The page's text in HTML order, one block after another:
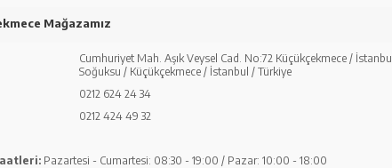
Mağazamız
Cumhuriyet Mah. Aşık Veysel Cad. No:72 Küçükçekmece / İstanbul
Soğuksu / Küçükçekmece / İstanbul / Türkiye
0212 624 24 34
0212 424 49 32
Pazartesi - Cumartesi: 08:30 - 19:00 / Pazar: 10:00 - 18:00